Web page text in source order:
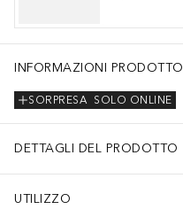
INFORMAZIONI PRODOTTO
SOLO ONLINE
SORPRESA
DETTAGLI DEL PRODOTTO
UTILIZZO